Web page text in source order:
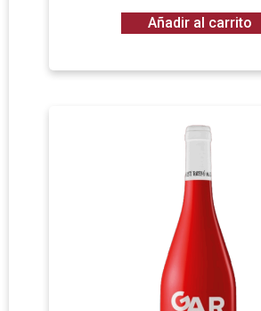
Añadir al carrito